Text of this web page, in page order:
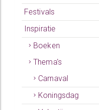
Festivals
Inspiratie
Boeken
Thema's
Carnaval
Koningsdag